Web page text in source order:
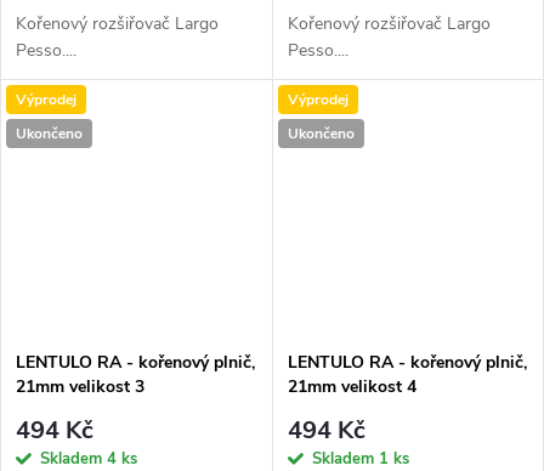
Kořenový rozšiřovač Largo
Pesso....
Kořenový rozšiřovač Largo
Pesso....
Výprodej
Ukončeno
LENTULO RA - kořenový plnič,
21mm velikost 3
494 Kč
Skladem 4 ks
Výprodej
Ukončeno
LENTULO RA - kořenový plnič,
21mm velikost 4
494 Kč
Skladem 1 ks